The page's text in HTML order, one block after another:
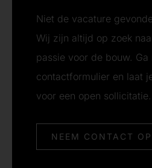
Niet de vacature
Wij zijn altijd op zoek
passie voor de bouw. Ga
contactformulier en laat
voor een open sollicitatie.
NEEM CONTACT OP